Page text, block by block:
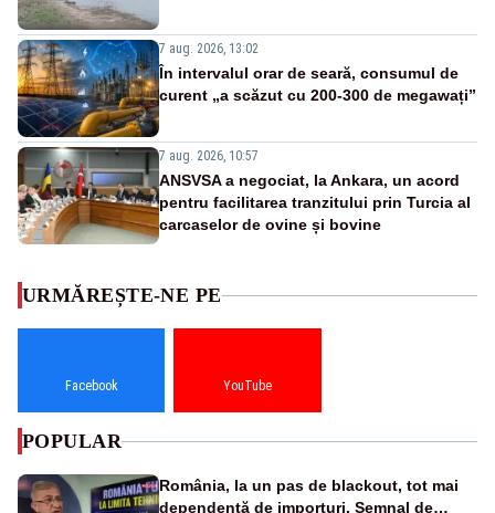
7 aug. 2026, 13:02
În intervalul orar de seară, consumul de
curent „a scăzut cu 200-300 de megawați”
7 aug. 2026, 10:57
ANSVSA a negociat, la Ankara, un acord
pentru facilitarea tranzitului prin Turcia al
carcaselor de ovine și bovine
URMĂREȘTE-NE PE
Facebook YouTube
POPULAR
România, la un pas de blackout, tot mai
dependentă de importuri. Semnal de